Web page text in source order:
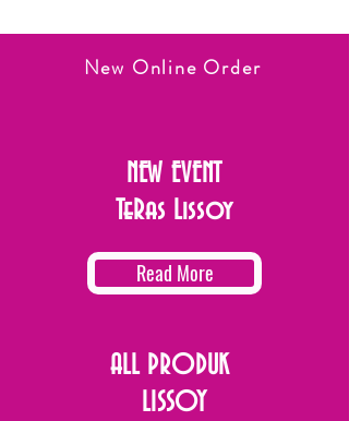
New Online Order
NEW EVENT
TeRas Lissoy
Read More
ALL PRODUK
LISSOY